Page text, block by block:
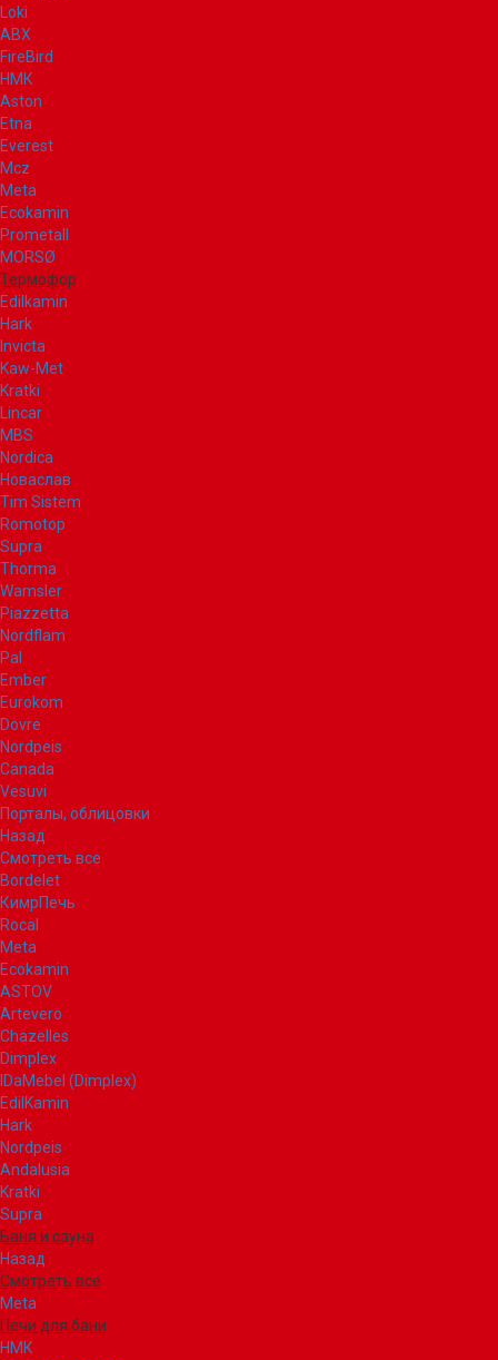
Loki
ABX
FireBird
НМК
Aston
Etna
Everest
Mcz
Meta
Ecokamin
Prometall
MORSØ
Термофор
Edilkamin
Hark
Invicta
Kaw-Met
Kratki
Lincar
MBS
Nordica
Новаслав
Tim Sistem
Romotop
Supra
Thorma
Wamsler
Piazzetta
Nordflam
Pal
Ember
Eurokom
Dovre
Nordpeis
Canada
Vesuvi
Порталы, облицовки
Назад
Смотреть все
Bordelet
КимрПечь
Rocal
Meta
Ecokamin
ASTOV
Artevero
Chazelles
Dimplex
IDaMebel (Dimplex)
EdilKamin
Hark
Nordpeis
Andalusia
Kratki
Supra
Баня и сауна
Назад
Смотреть все
Meta
Печи для бани
НМК